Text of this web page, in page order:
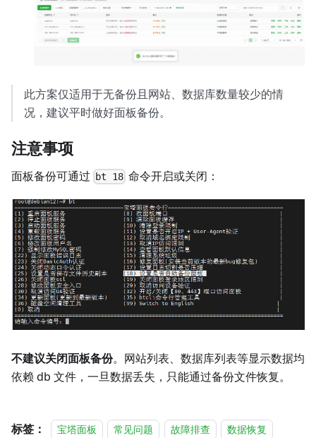
此方案仅适用于无备份且网站、数据库数量较少的情
况，建议平时做好面板备份。
注意事项
面板备份可通过 bt 18 命令开启或关闭：
不建议关闭面板备份。网站列表、数据库列表等显示数据均
依赖 db 文件，一旦数据丢失，只能通过备份文件恢复。
标签： 宝塔面板 常见问题 故障排查 数据恢复